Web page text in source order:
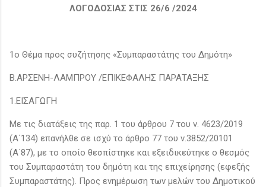
ΛΟΓΟΔΟΣΙΑΣ ΣΤΙΣ 26/6 /2024
1ο Θέμα προς συζήτησης «Συμπαραστάτης του Δημότη»
Β.ΑΡΣΕΝΗ-ΛΑΜΠΡΟΥ /ΕΠΙΚΕΦΑΛΗΣ ΠΑΡΑΤΑΞΗΣ
1.EΙΣΑΓΩΓΗ
Με τις διατάξεις της παρ. 1 του άρθρου 7 του ν. 4623/2019
(Α΄134) επανήλθε σε ισχύ το άρθρο 77 του ν.3852/20101
(Α΄87), με το οποίο θεσπίστηκε και εξειδικεύτηκε ο θεσμός
του Συμπαραστάτη του δημότη και της επιχείρησης (εφεξής
Συμπαραστάτης). Προς ενημέρωση των μελών του Δημοτικού